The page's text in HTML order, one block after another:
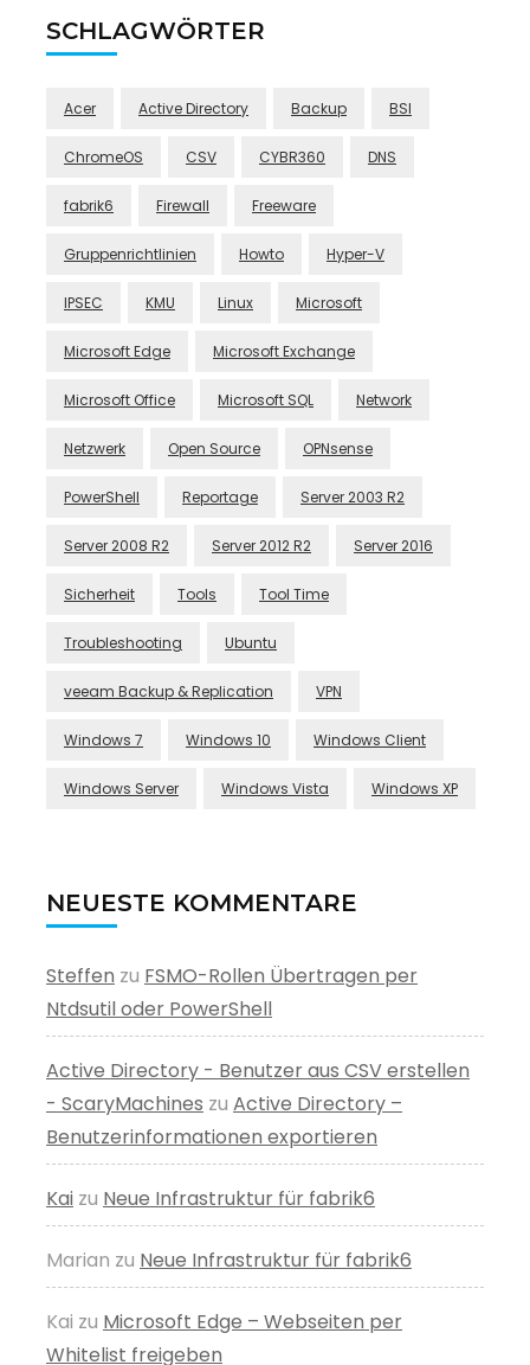
SCHLAGWÖRTER
Acer Active Directory Backup BSI
ChromeOS CSV CYBR360 DNS
fabrik6 Firewall Freeware
Gruppenrichtlinien Howto Hyper-V
IPSEC KMU Linux Microsoft
Microsoft Edge Microsoft Exchange
Microsoft Office Microsoft SQL Network
Netzwerk Open Source OPNsense
PowerShell Reportage Server 2003 R2
Server 2008 R2 Server 2012 R2 Server 2016
Sicherheit Tools Tool Time
Troubleshooting Ubuntu
veeam Backup & Replication VPN
Windows 7 Windows 10 Windows Client
Windows Server Windows Vista Windows XP
NEUESTE KOMMENTARE
Steffen zu FSMO-Rollen Übertragen per
Ntdsutil oder PowerShell
Active Directory - Benutzer aus CSV erstellen
- ScaryMachines zu Active Directory –
Benutzerinformationen exportieren
Kai zu Neue Infrastruktur für fabrik6
Marian zu Neue Infrastruktur für fabrik6
Kai zu Microsoft Edge – Webseiten per
Whitelist freigeben